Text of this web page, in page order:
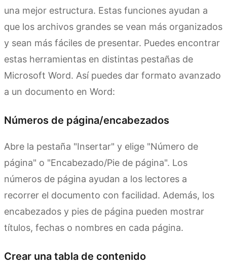
una mejor estructura. Estas funciones ayudan a
que los archivos grandes se vean más organizados
y sean más fáciles de presentar. Puedes encontrar
estas herramientas en distintas pestañas de
Microsoft Word. Así puedes dar formato avanzado
a un documento en Word:
Números de página/encabezados
Abre la pestaña "Insertar" y elige "Número de
página" o "Encabezado/Pie de página". Los
números de página ayudan a los lectores a
recorrer el documento con facilidad. Además, los
encabezados y pies de página pueden mostrar
títulos, fechas o nombres en cada página.
Crear una tabla de contenido